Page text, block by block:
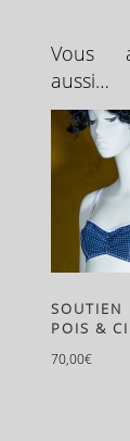
Vous
aussi…
POIS &
70,00€